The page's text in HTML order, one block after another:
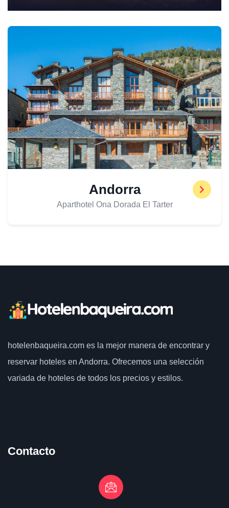
Andorra
Aparthotel Ona Dorada El Tarter
hotelenbaqueira.com es la mejor manera de encontrar y
reservar hoteles en Andorra. Ofrecemos una selección
variada de hoteles de todos los precios y estilos.
Contacto